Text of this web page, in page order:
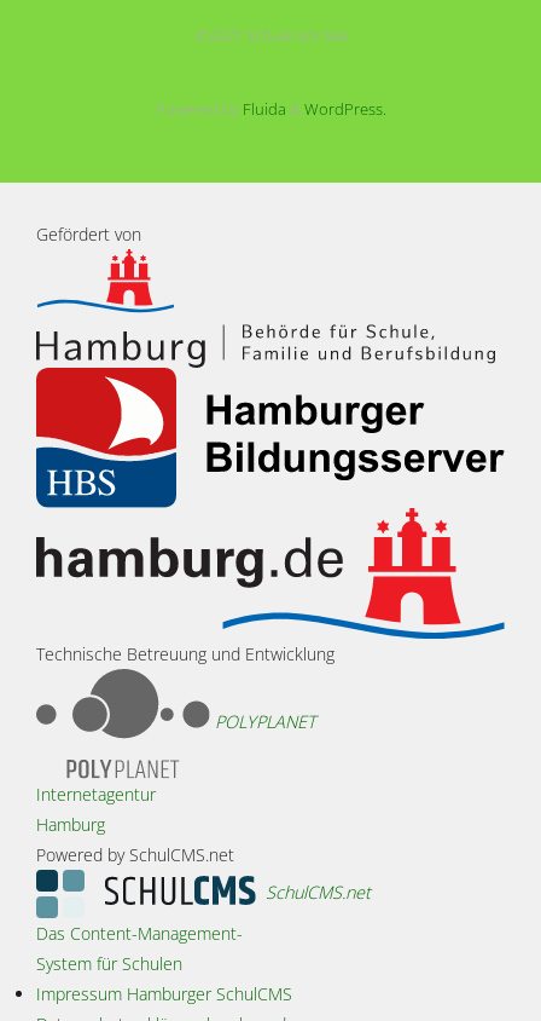
©2021 Schule am See
Powered byFluida &WordPress.
Gefördert von
Technische Betreuung und Entwicklung
POLYPLANET
Internetagentur
Hamburg
Powered by SchulCMS.net
SchulCMS.net
Das Content-Management-
System für Schulen
Impressum Hamburger SchulCMS